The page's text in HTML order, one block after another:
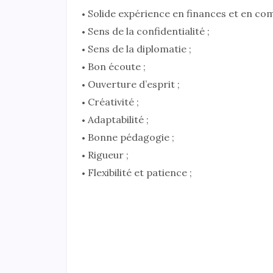
Solide expérience en finances et en
Sens de la confidentialité ;
Sens de la diplomatie ;
Bon écoute ;
Ouverture d’esprit ;
Créativité ;
Adaptabilité ;
Bonne pédagogie ;
Rigueur ;
Flexibilité et patience ;